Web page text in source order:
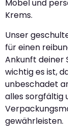
Möbel und
Krems.
Unser
für einen
Ankunft deiner
wichtig es ist,
unbeschadet
alles sorgfältig
gewährleisten.